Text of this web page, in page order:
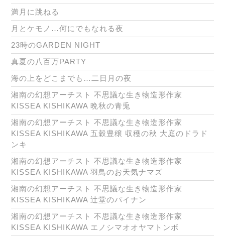
満月に跳ねる
月とケモノ…何にでもなれる夜
23時のGARDEN NIGHT
真夏の八百万PARTY
海の上をどこまでも…二日月の夜
湘南の幻想アーチスト 不思議な生き物造形作家
KISSEA KISHIKAWA 晩秋の青兎
湘南の幻想アーチスト 不思議な生き物造形作家
KISSEA KISHIKAWA 五穀豊穣 収穫の秋 大庭のドラド
ンキ
湘南の幻想アーチスト 不思議な生き物造形作家
KISSEA KISHIKAWA 羽鳥のお天気ナマズ
湘南の幻想アーチスト 不思議な生き物造形作家
KISSEA KISHIKAWA 辻堂のパイナン
湘南の幻想アーチスト 不思議な生き物造形作家
KISSEA KISHIKAWA エノシマオオヤマトンボ